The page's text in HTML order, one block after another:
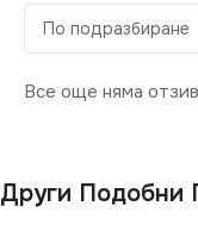
Все още няма
Други Подобни